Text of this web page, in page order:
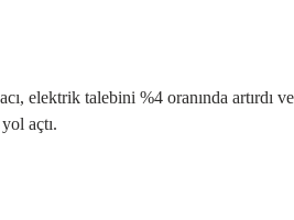
elektrik talebini %4 oranında
açtı.